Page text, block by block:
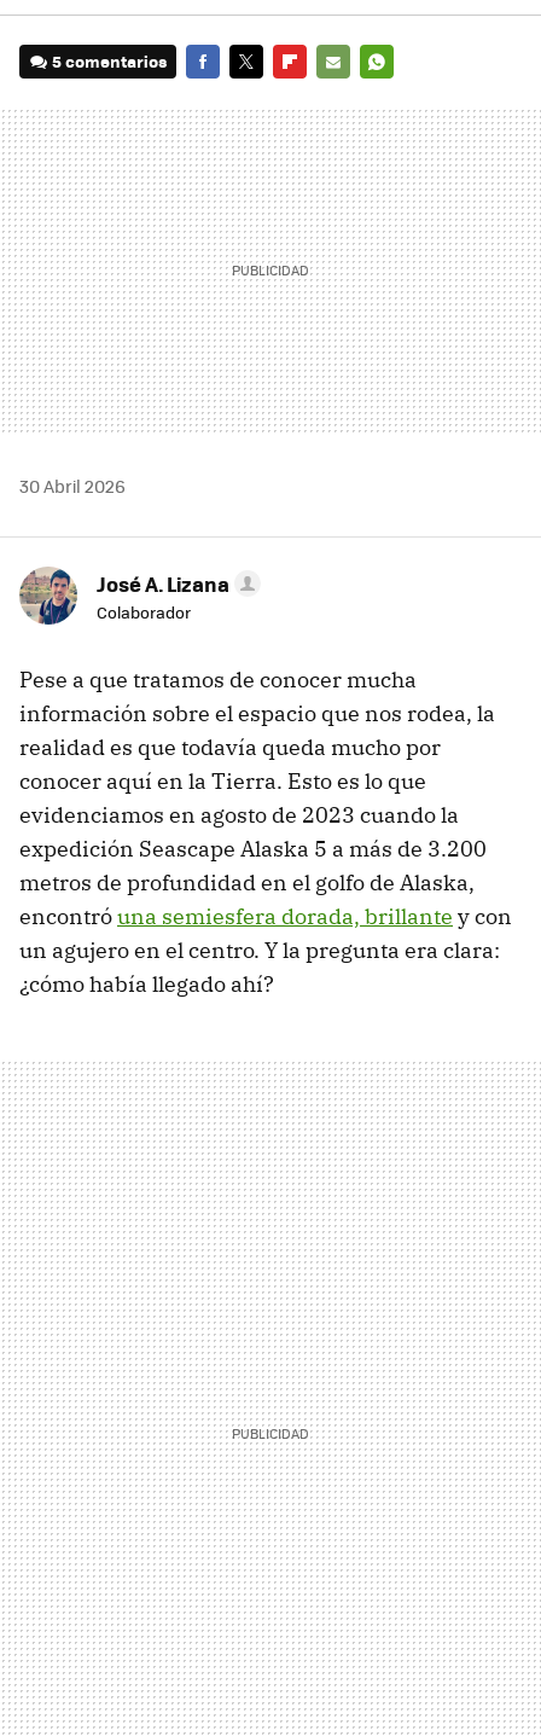
5 comentarios
MAIL
30 Abril 2026
José A. Lizana
Colaborador
Pese a que tratamos de conocer mucha
información sobre el espacio que nos rodea, la
realidad es que todavía queda mucho por
conocer aquí en la Tierra. Esto es lo que
evidenciamos en agosto de 2023 cuando la
expedición Seascape Alaska 5 a más de 3.200
metros de profundidad en el golfo de Alaska,
encontróuna semiesfera dorada, brillante y con
un agujero en el centro. Y la pregunta era clara:
¿cómo había llegado ahí?